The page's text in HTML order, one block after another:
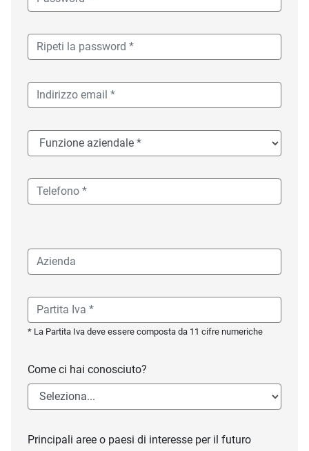
* La Partita Iva deve essere composta da 11 cifre numeriche
Come ci hai conosciuto?
Principali aree o paesi di interesse per il futuro